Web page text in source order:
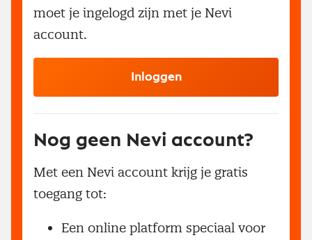
moet je ingelogd zijn met je Nevi
account.
Inloggen
Nog geen Nevi account?
Met een Nevi account krijg je gratis
toegang tot:
Een online platform speciaal voor